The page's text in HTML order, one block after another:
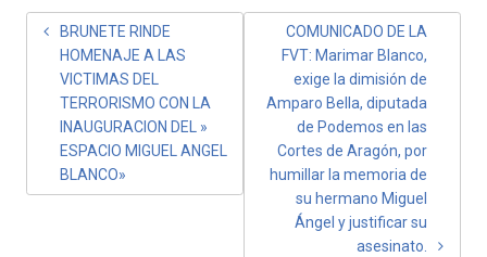
NAVEGACIÓN
ENTRADAS
BRUNETE RINDE
HOMENAJE A LAS
VICTIMAS DEL
TERRORISMO CON LA
INAUGURACION DEL »
ESPACIO MIGUEL ANGEL
BLANCO»
COMUNICADO DE LA
FVT: Marimar Blanco,
exige la dimisión de
Amparo Bella, diputada
de Podemos en las
Cortes de Aragón, por
humillar la memoria de
su hermano Miguel
Ángel y justificar su
asesinato.